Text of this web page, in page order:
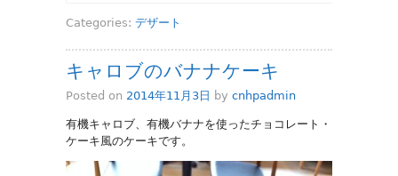
Categories: デザート
キャロブのバナナケーキ
Posted on 2014年11月3日 by cnhpadmin
有機キャロブ、有機バナナを使ったチョコレート・
ケーキ風のケーキです。